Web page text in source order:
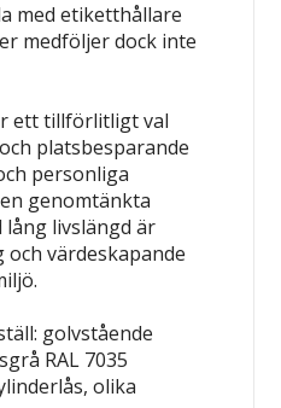
med etiketthållare
medföljer dock inte
ett tillförlitligt val
platsbesparande
personliga
genomtänkta
livslängd är
värdeskapande
golvstående
RAL 7035
olika